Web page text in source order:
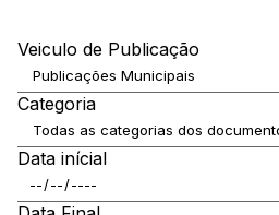
Veiculo de Publicação
Categoria
Data inícial